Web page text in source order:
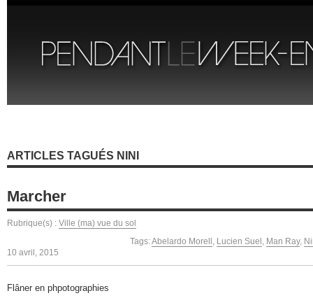
ARTICLES TAGUÉS NINI
Marcher
Rubrique(s) : Ville (ma) vue du sol
Tags:Abelardo Morell , Lucien Suel , Man Ray,
10 avril, 2015
Flâner en phpotographies